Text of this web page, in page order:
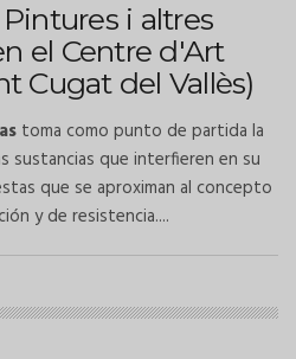
i altres
el Centre d'Art
Cugat del Vallès)
toma como punto de partida la
sustancias que interfieren en su
que se aproximan al concepto
y de resistencia....